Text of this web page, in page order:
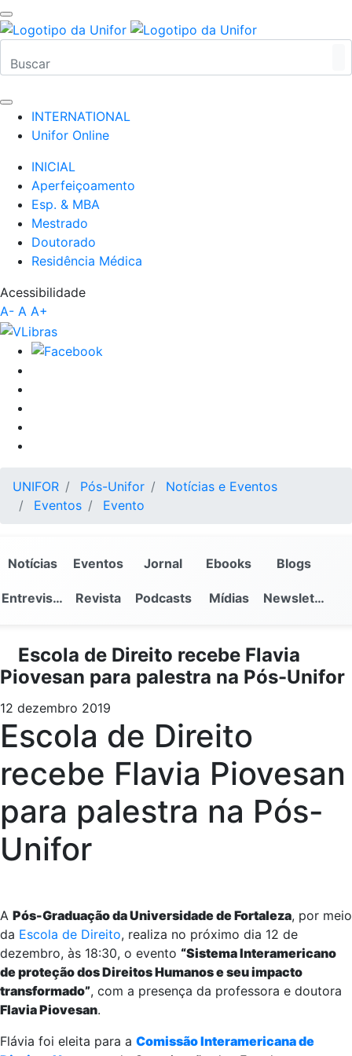
INTERNATIONAL
Unifor Online
INICIAL
Aperfeiçoamento
Esp. & MBA
Mestrado
Doutorado
Residência Médica
Acessibilidade
A- A A+
UNIFOR Pós-Unifor
Notícias e Eventos
Eventos
Evento
Notícias Eventos Jornal Ebooks Blogs
Entrevistas Revista Podcasts Mídias Newsletter
Escola de Direito recebe Flavia
Piovesan para palestra na Pós-Unifor
12 dezembro 2019
Escola de Direito
recebe Flavia Piovesan
para palestra na Pós-
Unifor
A Pós-Graduação da Universidade de Fortaleza, por meio
da Escola de Direito, realiza no próximo dia 12 de
dezembro, às 18:30, o evento “Sistema Interamericano
de proteção dos Direitos Humanos e seu impacto
transformado”, com a presença da professora e doutora
Flavia Piovesan.
Flávia foi eleita para a Comissão Interamericana de